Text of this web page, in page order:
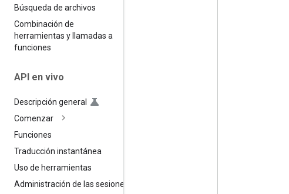
Búsqueda de archivos
Combinación de
herramientas y llamadas a
funciones
API en vivo
Descripción general
Comenzar
Funciones
Traducción instantánea
Uso de herramientas
Administración de las sesiones